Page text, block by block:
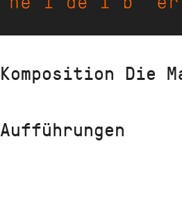
Komposition Die
Aufführungen